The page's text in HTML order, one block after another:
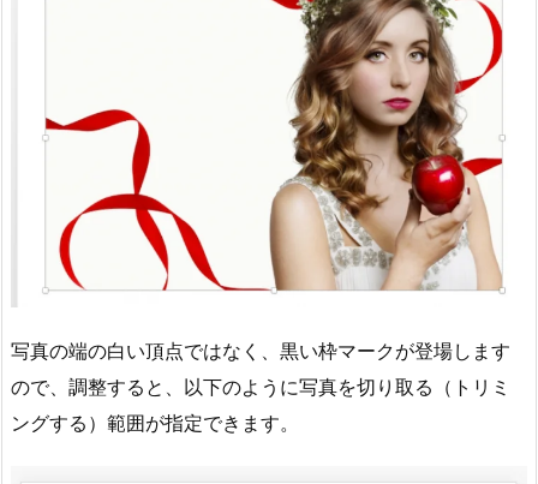
写真の端の白い頂点ではなく、黒い枠マークが登場します
ので、調整すると、以下のように写真を切り取る（トリミ
ングする）範囲が指定できます。